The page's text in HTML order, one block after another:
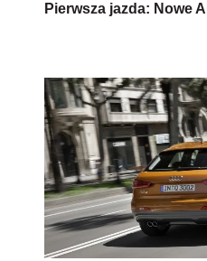
Pierwsza jazda: Nowe